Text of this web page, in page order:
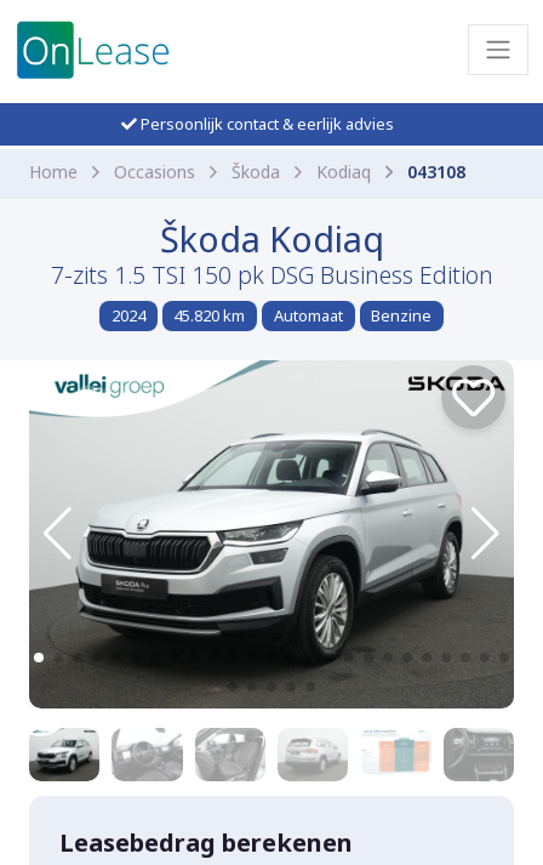
Persoonlijk contact & eerlijk advies
Home Occasions Škoda Kodiaq 043108
Škoda Kodiaq
7-zits 1.5 TSI 150 pk DSG Business Edition
2024 45.820 km Automaat Benzine
Leasebedrag berekenen